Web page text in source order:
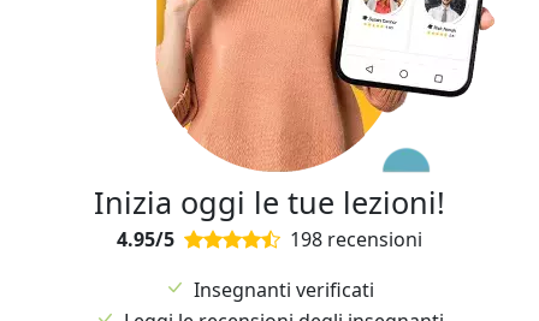
Inizia oggi le tue lezioni!
4.95/5
198 recensioni
Insegnanti verificati